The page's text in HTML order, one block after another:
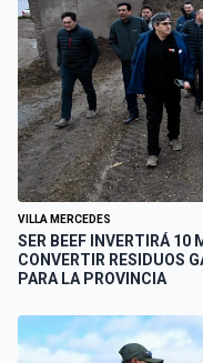
VILLA MERCEDES
SER BEEF INVERTIRÁ 10
CONVERTIR RESIDUOS
PARA LA PROVINCIA